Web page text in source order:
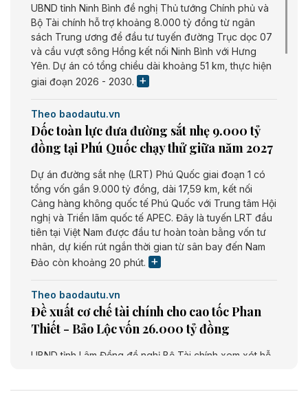
UBND tỉnh Ninh Bình đề nghị Thủ tướng Chính phủ và
Bộ Tài chính hỗ trợ khoảng 8.000 tỷ đồng từ ngân
sách Trung ương để đầu tư tuyến đường Trục dọc 07
và cầu vượt sông Hồng kết nối Ninh Bình với Hưng
Yên. Dự án có tổng chiều dài khoảng 51 km, thực hiện
giai đoạn 2026 - 2030.
Theo baodautu.vn
Dốc toàn lực đưa đường sắt nhẹ 9.000 tỷ
đồng tại Phú Quốc chạy thử giữa năm 2027
Dự án đường sắt nhẹ (LRT) Phú Quốc giai đoạn 1 có
tổng vốn gần 9.000 tỷ đồng, dài 17,59 km, kết nối
Cảng hàng không quốc tế Phú Quốc với Trung tâm Hội
nghị và Triển lãm quốc tế APEC. Đây là tuyến LRT đầu
tiên tại Việt Nam được đầu tư hoàn toàn bằng vốn tư
nhân, dự kiến rút ngắn thời gian từ sân bay đến Nam
Đảo còn khoảng 20 phút.
Theo baodautu.vn
Đề xuất cơ chế tài chính cho cao tốc Phan
Thiết - Bảo Lộc vốn 26.000 tỷ đồng
UBND tỉnh Lâm Đồng đề nghị Bộ Tài chính xem xét hỗ